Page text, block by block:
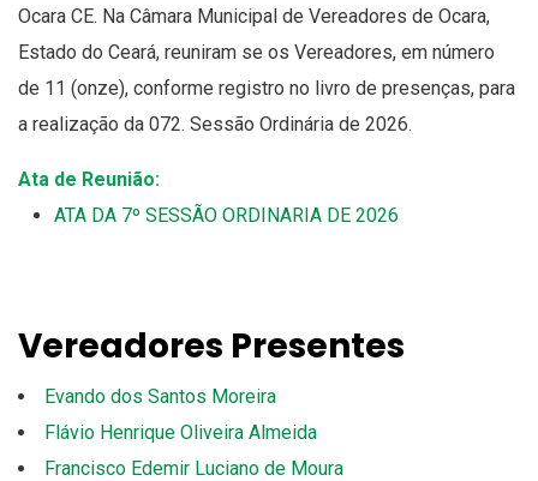
Ocara CE. Na Câmara Municipal de Vereadores de Ocara,
Estado do Ceará, reuniram se os Vereadores, em número
de 11 (onze), conforme registro no livro de presenças, para
a realização da 072. Sessão Ordinária de 2026.
Ata de Reunião:
ATA DA 7º SESSÃO ORDINARIA DE 2026
Vereadores Presentes
Evando dos Santos Moreira
Flávio Henrique Oliveira Almeida
Francisco Edemir Luciano de Moura